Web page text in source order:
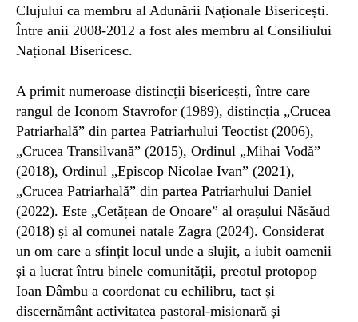
Clujului ca membru al Adunării Naționale Bisericești.
Între anii 2008-2012 a fost ales membru al Consiliului
Național Bisericesc.
A primit numeroase distincții bisericești, între care
rangul de Iconom Stavrofor (1989), distincția „Crucea
Patriarhală” din partea Patriarhului Teoctist (2006),
„Crucea Transilvană” (2015), Ordinul „Mihai Vodă”
(2018), Ordinul „Episcop Nicolae Ivan” (2021),
„Crucea Patriarhală” din partea Patriarhului Daniel
(2022). Este „Cetățean de Onoare” al orașului Năsăud
(2018) și al comunei natale Zagra (2024). Considerat
un om care a sfințit locul unde a slujit, a iubit oamenii
și a lucrat întru binele comunității, preotul protopop
Ioan Dâmbu a coordonat cu echilibru, tact și
discernământ activitatea pastoral-misionară și